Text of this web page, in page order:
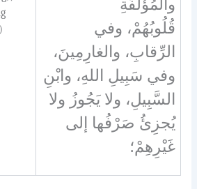
والمُؤَلَّفَةِ
قُلُوبُهُمْ، وفي
الرِّقابِ، والغارِمِينَ،
وفي سَبِيلِ اللهِ، وابْنِ
السَّبِيلِ، ولا يَجُوزُ ولا
يُجزِئُ صَرْفُها إلى
غَيْرِهِمْ؛